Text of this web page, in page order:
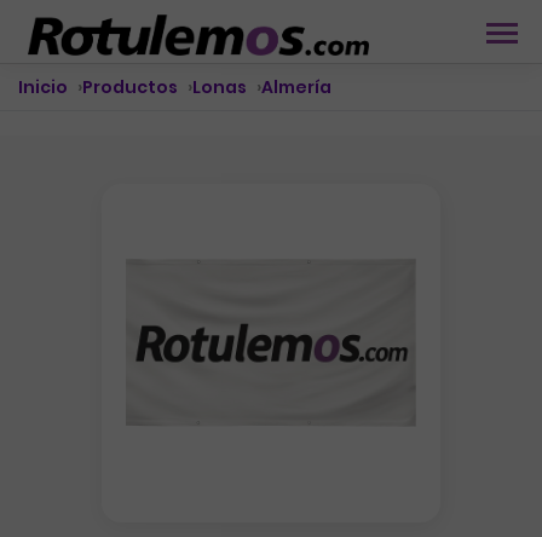
Inicio Productos Lonas Almería